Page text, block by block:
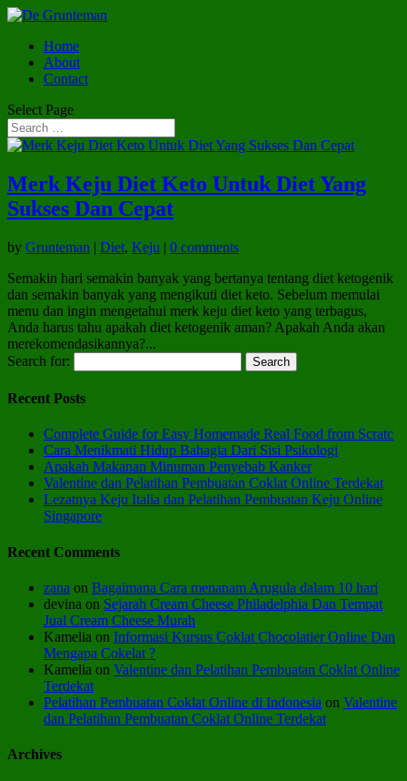
Home
About
Contact
Select Page
Merk Keju Diet Keto Untuk Diet Yang
Sukses Dan Cepat
by Grunteman | Diet, Keju | 0 comments
Semakin hari semakin banyak yang bertanya tentang diet ketogenik
dan semakin banyak yang mengikuti diet keto. Sebelum memulai
menu dan ingin mengetahui merk keju diet keto yang terbagus,
Anda harus tahu apakah diet ketogenik aman? Apakah Anda akan
merekomendasikannya?...
Search for:
Recent Posts
Complete Guide for Easy Homemade Real Food from Scratc
Cara Menikmati Hidup Bahagia Dari Sisi Psikologi
Apakah Makanan Minuman Penyebab Kanker
Valentine dan Pelatihan Pembuatan Coklat Online Terdekat
Lezatnya Keju Italia dan Pelatihan Pembuatan Keju Online
Singapore
Recent Comments
zana on Bagaimana Cara menanam Arugula dalam 10 hari
devina on Sejarah Cream Cheese Philadelphia Dan Tempat
Jual Cream Cheese Murah
Kamelia on Informasi Kursus Coklat Chocolatier Online Dan
Mengapa Cokelat ?
Kamelia on Valentine dan Pelatihan Pembuatan Coklat Online
Terdekat
Pelatihan Pembuatan Coklat Online di Indonesia on Valentine
dan Pelatihan Pembuatan Coklat Online Terdekat
Archives